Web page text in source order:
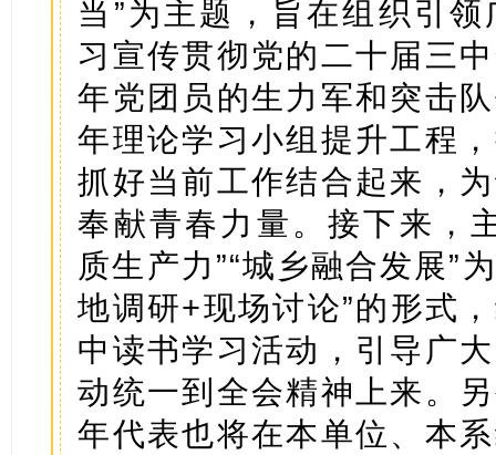
当”为主题，旨在组织引
习宣传贯彻党的二十届三
年党团员的生力军和突击
年理论学习小组提升工程
抓好当前工作结合起来，
奉献青春力量。接下来，
质生产力”“城乡融合发展”
地调研+现场讨论”的形式
中读书学习活动，引导广
动统一到全会精神上来。
年代表也将在本单位、本